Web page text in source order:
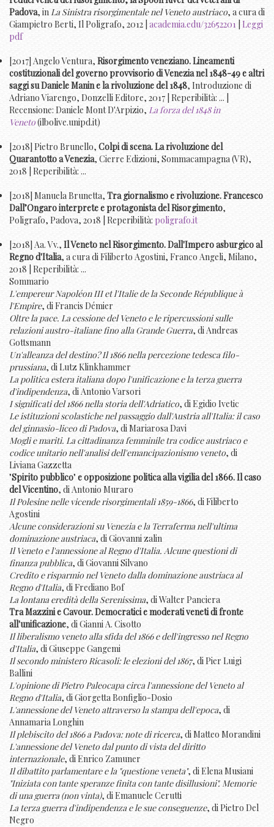
Padova, inLa Sinistra risorgimentale nel Veneto austriaco, a cura di
Giampietro Berti, Il Poligrafo, 2012 | academia.edu/32652201 Leggi
pdf
[2017] Angelo Ventura, Risorgimento veneziano. Lineamenti
costituzionali del governo provvisorio di Venezia nel 1848-49 e altri
saggi su Daniele Manin e la rivoluzione del 1848, Introduzione di
Adriano Viarengo, Donzelli Editore, 2017 | Reperibilità: ... |
Recensione: Daniele Mont D'Arpizio, La forza del 1848 in
Veneto(ilbolive.unipd.it)
[2018] Pietro Brunello, Colpi di scena. La rivoluzione del
Quarantotto a Venezia, Cierre Edizioni, Sommacampagna (VR),
2018 | Reperibilità: ...
[2018] Manuela Brunetta, Tra giornalismo e rivoluzione. Francesco
Dall’Ongaro interprete e protagonista del Risorgimento,
Poligrafo, Padova, 2018 | Reperibilità: poligrafo.it
[2018] Aa. Vv., Il Veneto nel Risorgimento. Dall'Impero asburgico al
Regno d'Italia, a cura di Filiberto Agostini, Franco Angeli, Milano,
2018 | Reperibilità: ...
Sommario
L'empereur Napoléon III et l'Italie de la Seconde République à
l'Empire, di Francis Démier
Oltre la pace. La cessione del Veneto e le ripercussioni sulle
relazioni austro-italiane fino alla Grande Guerra, di Andreas
Gottsmann
Un'alleanza del destino? Il 1866 nella percezione tedesca filo-
prussiana, di Lutz Klinkhammer
La politica estera italiana dopo l'unificazione e la terza guerra
d'indipendenza, di Antonio Varsori
I significati del 1866 nella storia dell'Adriatico, di Egidio Ivetic
Le istituzioni scolastiche nel passaggio dall'Austria all'Italia: il caso
del ginnasio-liceo di Padova, di Mariarosa Davi
Mogli e mariti. La cittadinanza femminile tra codice austriaco e
codice unitario nell'analisi dell'emancipazionismo veneto, di
Liviana Gazzetta
"Spirito pubblico" e opposizione politica alla vigilia del 1866. Il caso
del Vicentino, di Antonio Muraro
Il Polesine nelle vicende risorgimentali 1859-1866, di Filiberto
Agostini
Alcune considerazioni su Venezia e la Terraferma nell'ultima
dominazione austriaca, di Giovanni zalin
Il Veneto e l'annessione al Regno d'Italia. Alcune questioni di
finanza pubblica, di Giovanni Silvano
Credito e risparmio nel Veneto dalla dominazione austriaca al
Regno d'Italia, di Frediano Bof
La lontana eredità della Serenissima, di Walter Panciera
Tra Mazzini e Cavour. Democratici e moderati veneti di fronte
all'unificazione, di Gianni A. Cisotto
Il liberalismo veneto alla sfida del 1866 e dell'ingresso nel Regno
d'Italia, di Giuseppe Gangemi
Il secondo ministero Ricasoli: le elezioni del 1867, di Pier Luigi
Ballini
L'opinione di Pietro Paleocapa circa l'annessione del Veneto al
Regno d'Italia, di Giorgetta Bonfiglio-Dosio
L'annessione del Veneto attraverso la stampa dell'epoca, di
Annamaria Longhin
Il plebiscito del 1866 a Padova: note di ricerca, di Matteo Morandini
L'annessione del Veneto dal punto di vista del diritto
internazionale, di Enrico Zamuner
Il dibattito parlamentare e la "questione veneta", di Elena Musiani
"Iniziata con tante speranze finita con tante disillusioni". Memorie
di una guerra (non vinta), di Emanuele Cerutti
La terza guerra d'indipendenza e le sue conseguenze, di Pietro Del
Negro